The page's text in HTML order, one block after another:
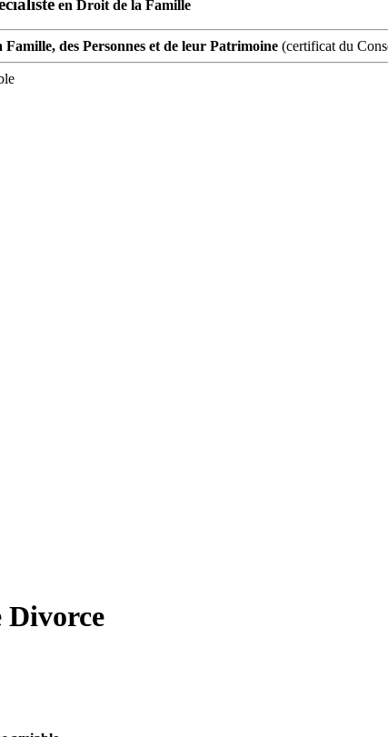
en Droit de la Famille
des Personnes et de leur Patrimoine(certificat du
Divorce